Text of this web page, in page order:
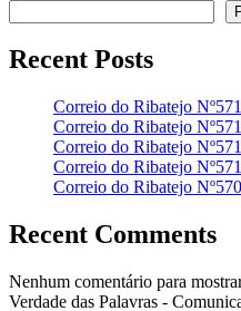
Recent Posts
Correio do Ribatejo
Correio do Ribatejo
Correio do Ribatejo
Correio do Ribatejo
Correio do Ribatejo
Recent Comments
Nenhum comentário para
Verdade das Palavras -